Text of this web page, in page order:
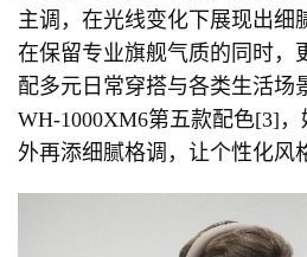
主调，在光线变化下展现出细
在保留专业旗舰气质的同时，
配多元日常穿搭与各类生活场
WH-1000XM6第五款配色[3]
外再添细腻格调，让个性化风